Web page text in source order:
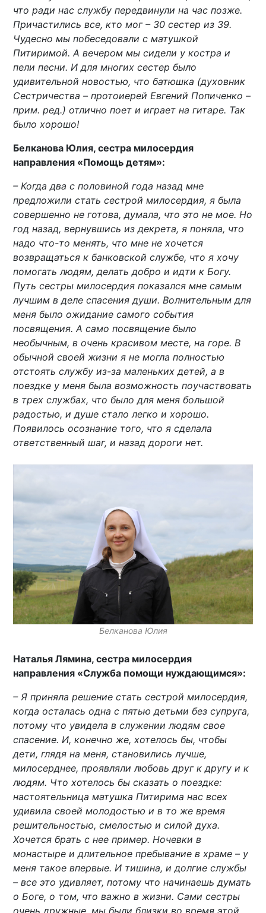
что ради нас службу передвинули на час позже.
Причастились все, кто мог – 30 сестер из 39.
Чудесно мы побеседовали с матушкой
Питиримой. А вечером мы сидели у костра и
пели песни. И для многих сестер было
удивительной новостью, что батюшка (духовник
Сестричества – протоиерей Евгений Попиченко –
прим. ред.) отлично поет и играет на гитаре. Так
было хорошо!
Белканова Юлия, сестра милосердия
направления «Помощь детям»:
– Когда два с половиной года назад мне
предложили стать сестрой милосердия, я была
совершенно не готова, думала, что это не мое. Но
год назад, вернувшись из декрета, я поняла, что
надо что-то менять, что мне не хочется
возвращаться к банковской службе, что я хочу
помогать людям, делать добро и идти к Богу.
Путь сестры милосердия показался мне самым
лучшим в деле спасения души. Волнительным для
меня было ожидание самого события
посвящения. А само посвящение было
необычным, в очень красивом месте, на горе. В
обычной своей жизни я не могла полностью
отстоять службу из-за маленьких детей, а в
поездке у меня была возможность поучаствовать
в трех службах, что было для меня большой
радостью, и душе стало легко и хорошо.
Появилось осознание того, что я сделала
ответственный шаг, и назад дороги нет.
Белканова Юлия
Наталья Лямина, сестра милосердия
направления «Служба помощи нуждающимся»:
– Я приняла решение стать сестрой милосердия,
когда осталась одна с пятью детьми без супруга,
потому что увидела в служении людям свое
спасение. И, конечно же, хотелось бы, чтобы
дети, глядя на меня, становились лучше,
милосерднее, проявляли любовь друг к другу и к
людям. Что хотелось бы сказать о поездке:
настоятельница матушка Питирима нас всех
удивила своей молодостью и в то же время
решительностью, смелостью и силой духа.
Хочется брать с нее пример. Ночевки в
монастыре и длительное пребывание в храме – у
меня такое впервые. И тишина, и долгие службы
– все это удивляет, потому что начинаешь думать
о Боге, о том, что важно в жизни. Сами сестры
очень дружные, мы были близки во время этой